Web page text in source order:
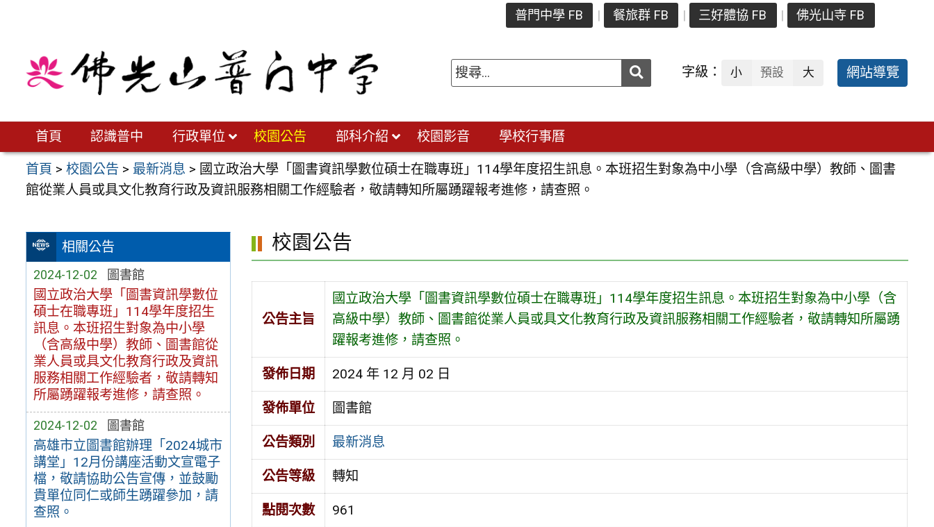
普門中學 FB 餐旅群 FB 三好體協 FB 佛光山寺 FB
送出 字級： 小 預設 大 網站導覽
首頁 認識普中 行政單位 校園公告 部科介紹 校園影音 學校行事曆
首頁 >校園公告 > 最新消息 > 國立政治大學「圖書資訊學數位碩士在職專班」114學年度招生訊息。本班招生對象為中小學（含高級中學）教師、圖書
館從業人員或具文化教育行政及資訊服務相關工作經驗者，敬請轉知所屬踴躍報考進修，請查照。
相關公告
2024-12-02 圖書館
國立政治大學「圖書資訊學數位
碩士在職專班」114學年度招生
訊息。本班招生對象為中小學
（含高級中學）教師、圖書館從
業人員或具文化教育行政及資訊
服務相關工作經驗者，敬請轉知
所屬踴躍報考進修，請查照。
2024-12-02 圖書館
高雄市立圖書館辦理「2024城市
講堂」12月份講座活動文宣電子
檔，敬請協助公告宣傳，並鼓勵
貴單位同仁或師生踴躍參加，請
查照。
校園公告
公告主旨
國立政治大學「圖書資訊學數位碩士在職專班」114學年度招生訊息。本班招生對象為中小學（含
高級中學）教師、圖書館從業人員或具文化教育行政及資訊服務相關工作經驗者，敬請轉知所屬踴
躍報考進修，請查照。
發佈日期 2024 年 12 月 02 日
發佈單位 圖書館
公告類別 最新消息
公告等級 轉知
點閱次數 961